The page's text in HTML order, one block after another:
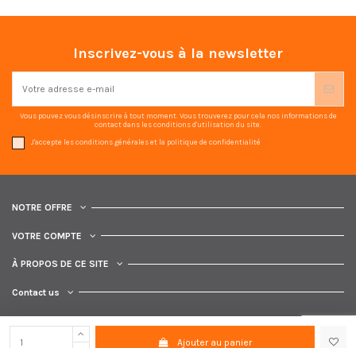
Ajouter au panier
Inscrivez-vous à la newsletter
Vous pouvez vous désinscrire à tout moment. Vous trouverez pour cela nos informations de
contact dans les conditions d'utilisation du site.
J'accepte les conditions générales et la politique de confidentialité
NOTRE OFFRE
VOTRE COMPTE
À PROPOS DE CE SITE
Contact us